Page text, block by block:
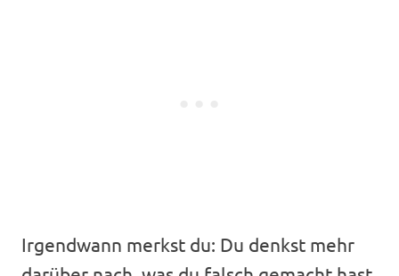
Irgendwann merkst du: Du denkst mehr